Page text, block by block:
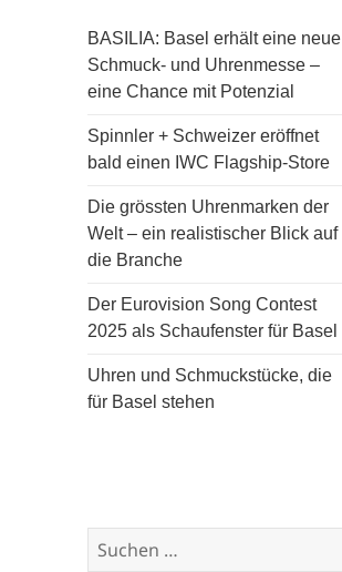
BASILIA: Basel erhält eine neue
Schmuck- und Uhrenmesse –
eine Chance mit Potenzial
Spinnler + Schweizer eröffnet
bald einen IWC Flagship-Store
Die grössten Uhrenmarken der
Welt – ein realistischer Blick auf
die Branche
Der Eurovision Song Contest
2025 als Schaufenster für Basel
Uhren und Schmuckstücke, die
für Basel stehen